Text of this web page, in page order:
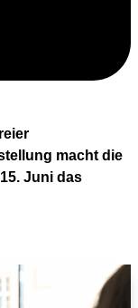
macht die
Juni das